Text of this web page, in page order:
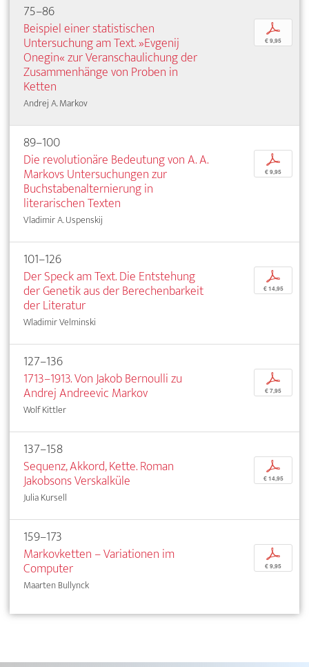
75–86
Beispiel einer statistischen
Untersuchung am Text. »Evgenij
Onegin« zur Veranschaulichung der
Zusammenhänge von Proben in
Ketten
Andrej A. Markov
p
€ 9,95
89–100
Die revolutionäre Bedeutung von A. A.
Markovs Untersuchungen zur
Buchstabenalternierung in
literarischen Texten
Vladimir A. Uspenskij
p
€ 9,95
101–126
Der Speck am Text. Die Entstehung
der Genetik aus der Berechenbarkeit
der Literatur
Wladimir Velminski
p
€ 14,95
127–136
1713–1913. Von Jakob Bernoulli zu
Andrej Andreevic Markov
Wolf Kittler
p
€ 7,95
137–158
Sequenz, Akkord, Kette. Roman
Jakobsons Verskalküle
Julia Kursell
p
€ 14,95
159–173
Markovketten – Variationen im
Computer
Maarten Bullynck
p
€ 9,95